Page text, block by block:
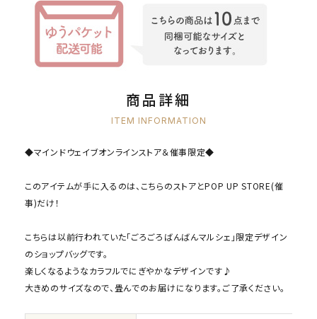
商品詳細
ITEM INFORMATION
◆マインドウェイブオンラインストア＆催事限定◆
このアイテムが手に入るのは、こちらのストアとPOP UP STORE(催
事)だけ！
こちらは以前行われていた「ごろごろばんばんマルシェ」限定デザイン
のショップバッグです。
楽しくなるようなカラフルでにぎやかなデザインです♪
大きめのサイズなので、畳んでのお届けになります。ご了承ください。